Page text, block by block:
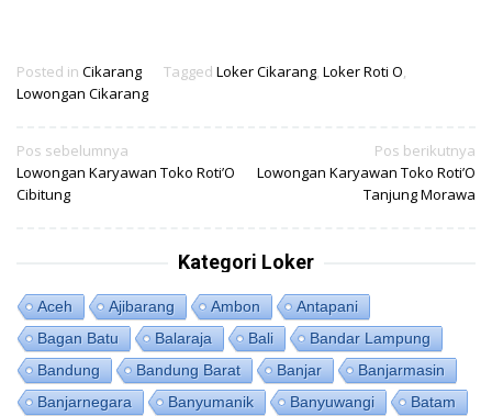
Posted in Cikarang Tagged Loker Cikarang, Loker Roti O,
Lowongan Cikarang
Navigasi
pos
Pos sebelumnya
Lowongan Karyawan Toko Roti’O
Cibitung
Pos berikutnya
Lowongan Karyawan Toko Roti’O
Tanjung Morawa
Kategori Loker
Aceh Ajibarang Ambon
Antapani
Bagan Batu
Balaraja Bali
Bandar Lampung
Bandung
Bandung Barat Banjar
Banjarmasin
Banjarnegara
Banyumanik Banyuwangi
Batam